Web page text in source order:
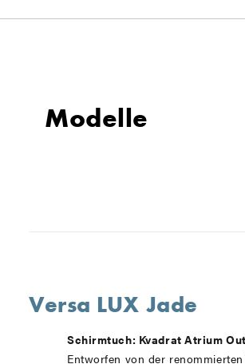
Modelle
Versa LUX Jade
Schirmtuch: Kvadrat Atrium
Entworfen von der